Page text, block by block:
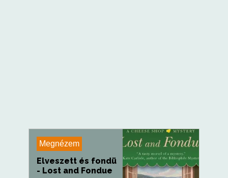
Megnézem
Elveszett és fondü
- Lost and Fondue